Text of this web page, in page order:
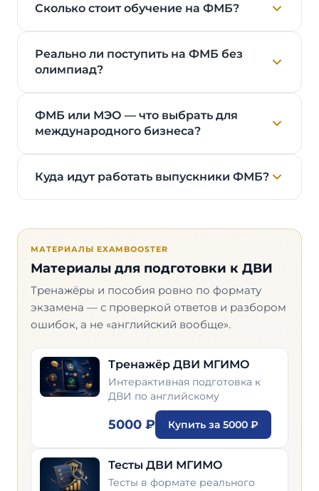
Сколько стоит обучение на ФМБ?
Реально ли поступить на ФМБ без
олимпиад?
ФМБ или МЭО — что выбрать для
международного бизнеса?
Куда идут работать выпускники ФМБ?
МАТЕРИАЛЫ EXAMBOOSTER
Материалы для подготовки к ДВИ
Тренажёры и пособия ровно по формату
экзамена — с проверкой ответов и разбором
ошибок, а не «английский вообще».
Тренажёр ДВИ МГИМО
Интерактивная подготовка к
ДВИ по английскому
5000 ₽ Купить за 5000 ₽
Тесты ДВИ МГИМО
Тесты в формате реального